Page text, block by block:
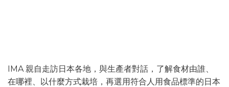
IMA 親自走訪日本各地，與生產者對話，了解食材由誰、
在哪裡、以什麼方式栽培，再選用符合人用食品標準的日本